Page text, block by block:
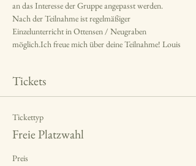
an das Interesse der Gruppe angepasst werden.
Nach der Teilnahme ist regelmäßiger
Einzelunterricht in Ottensen / Neugraben
möglich.Ich freue mich über deine Teilnahme! Louis
Tickets
Tickettyp
Freie Platzwahl
Preis